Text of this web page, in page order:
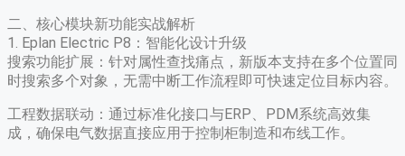
二、核心模块新功能实战解析
1. Eplan Electric P8：智能化设计升级
​搜索功能扩展​：针对属性查找痛点，新版本支持在多个位置同
时搜索多个对象，无需中断工作流程即可快速定位目标内容。
​工程数据联动​：通过标准化接口与ERP、PDM系统高效集
成，确保电气数据直接应用于控制柜制造和布线工作。